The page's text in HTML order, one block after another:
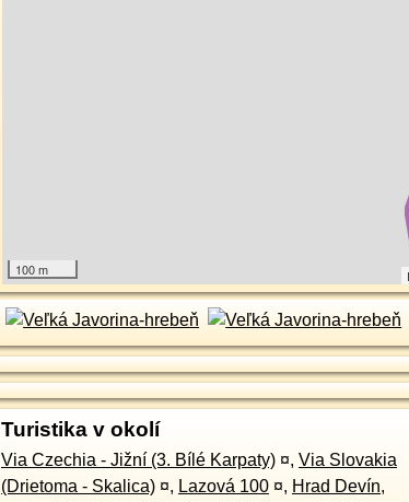
100 m
Turistika v okolí
Via Czechia - Jižní (3. Bílé Karpaty) ¤, Via Slovakia
(Drietoma - Skalica) ¤, Lazová 100 ¤, Hrad Devín,